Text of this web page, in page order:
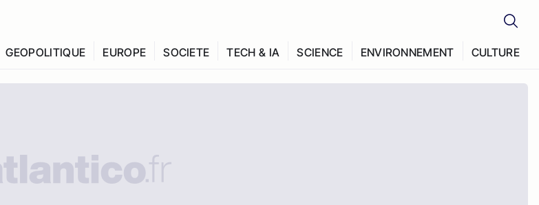
GEOPOLITIQUE EUROPE SOCIETE TECH & IA SCIENCE ENVIRONNEMENT CULTURE